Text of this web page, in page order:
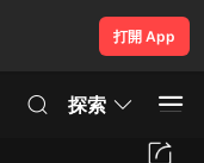
打開 App
探索